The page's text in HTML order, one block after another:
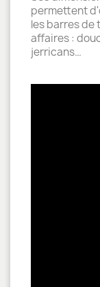
permettent
les barres
affaires :
jerricans…